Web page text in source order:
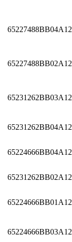
65227488BB04A12
65227488BB02A12
65231262BB03A12
65231262BB04A12
65224666BB04A12
65231262BB02A12
65224666BB01A12
65224666BB03A12